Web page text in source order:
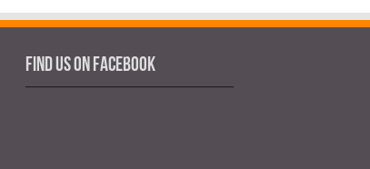
Find us on Facebook